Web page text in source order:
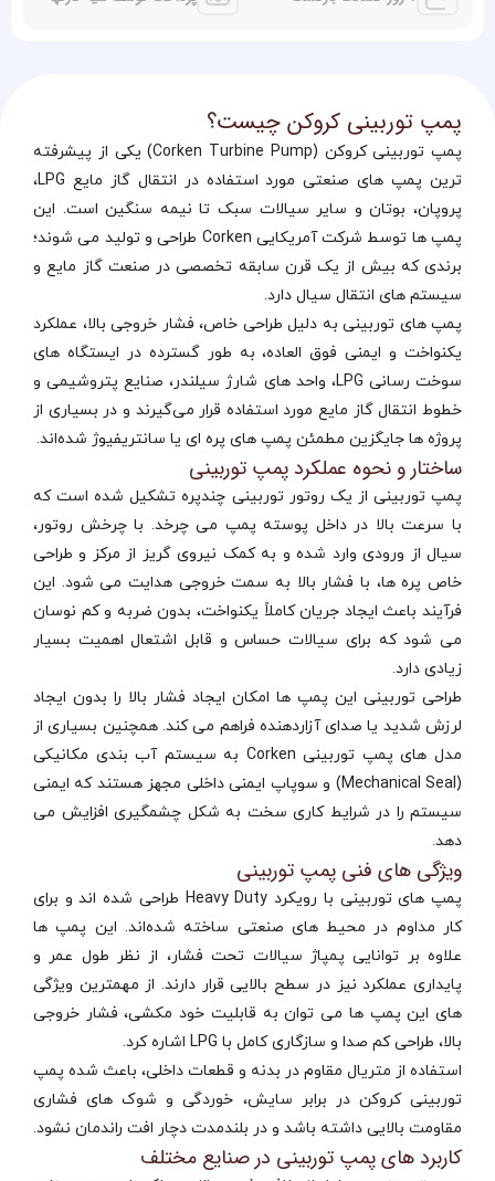
پمپ توربینی کروکن چیست؟
پمپ توربینی کروکن (Corken Turbine Pump) یکی از پیشرفته‌
ترین پمپ‌ های صنعتی مورد استفاده در انتقال گاز مایع LPG،
پروپان، بوتان و سایر سیالات سبک تا نیمه‌ سنگین است. این
پمپ‌ ها توسط شرکت آمریکایی Corken طراحی و تولید می‌ شوند؛
برندی که بیش از یک قرن سابقه تخصصی در صنعت گاز مایع و
سیستم‌ های انتقال سیال دارد.
پمپ‌ های توربینی به دلیل طراحی خاص، فشار خروجی بالا، عملکرد
یکنواخت و ایمنی فوق‌ العاده، به‌ طور گسترده در ایستگاه‌ های
سوخت‌ رسانی LPG، واحد های شارژ سیلندر، صنایع پتروشیمی و
خطوط انتقال گاز مایع مورد استفاده قرار می‌گیرند و در بسیاری از
پروژه‌ ها جایگزین مطمئن پمپ‌ های پره‌ ای یا سانتریفیوژ شده‌اند.
ساختار و نحوه عملکرد پمپ توربینی
پمپ توربینی از یک روتور توربینی چندپره تشکیل شده است که
با سرعت بالا در داخل پوسته پمپ می‌ چرخد. با چرخش روتور،
سیال از ورودی وارد شده و به کمک نیروی گریز از مرکز و طراحی
خاص پره‌ ها، با فشار بالا به سمت خروجی هدایت می‌ شود. این
فرآیند باعث ایجاد جریان کاملاً یکنواخت، بدون ضربه و کم‌ نوسان
می‌ شود که برای سیالات حساس و قابل اشتعال اهمیت بسیار
زیادی دارد.
طراحی توربینی این پمپ‌ ها امکان ایجاد فشار بالا را بدون ایجاد
لرزش شدید یا صدای آزاردهنده فراهم می‌ کند. همچنین بسیاری از
مدل‌ های پمپ توربینی Corken به سیستم آب‌ بندی مکانیکی
(Mechanical Seal) و سوپاپ ایمنی داخلی مجهز هستند که ایمنی
سیستم را در شرایط کاری سخت به شکل چشمگیری افزایش می‌
دهد.
ویژگی‌ های فنی پمپ توربینی
پمپ‌ های توربینی با رویکرد Heavy Duty طراحی شده‌ اند و برای
کار مداوم در محیط‌ های صنعتی ساخته شده‌اند. این پمپ‌ ها
علاوه بر توانایی پمپاژ سیالات تحت فشار، از نظر طول عمر و
پایداری عملکرد نیز در سطح بالایی قرار دارند. از مهمترین ویژگی‌
های این پمپ‌ ها می‌ توان به قابلیت خود مکشی، فشار خروجی
بالا، طراحی کم‌ صدا و سازگاری کامل با LPG اشاره کرد.
استفاده از متریال مقاوم در بدنه و قطعات داخلی، باعث شده پمپ
توربینی کروکن در برابر سایش، خوردگی و شوک‌ های فشاری
مقاومت بالایی داشته باشد و در بلندمدت دچار افت راندمان نشود.
کاربرد های پمپ توربینی در صنایع مختلف